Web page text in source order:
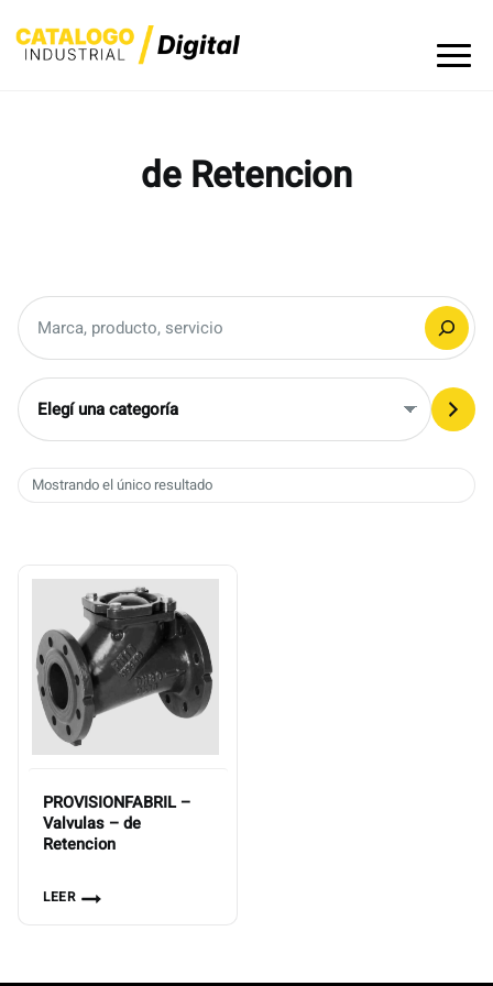
to
de Retencion
Mostrando el único resultado
PROVISIONFABRIL –
Valvulas – de
Retencion
LEER
Elegí
una
categoría